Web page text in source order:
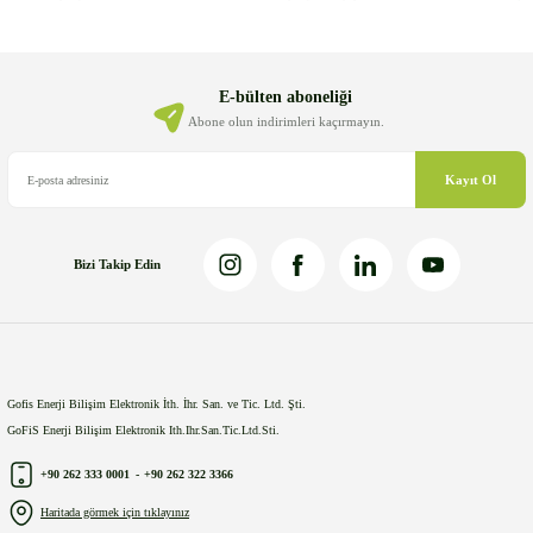
Ürün bilgilerinde hatalar bulunuyor.
Ürün fiyatı diğer sitelerden daha pahalı.
E-bülten aboneliği
Abone olun indirimleri kaçırmayın.
Kayıt Ol
Bizi Takip Edin
Gofis Enerji Bilişim Elektronik İth. İhr. San. ve Tic. Ltd. Şti.
GoFiS Enerji Bilişim Elektronik Ith.Ihr.San.Tic.Ltd.Sti.
+90 262 333 0001 - +90 262 322 3366
Haritada görmek için tıklayınız